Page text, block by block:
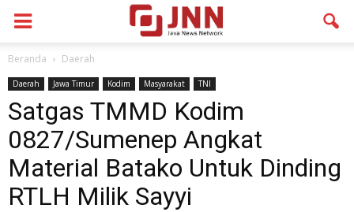
Beranda Daerah
Daerah Jawa Timur Kodim Masyarakat TNI
Satgas TMMD Kodim
0827/Sumenep Angkat
Material Batako Untuk Dinding
RTLH Milik Sayyi